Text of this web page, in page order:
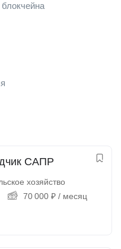
САПР
хозяйство
70 000 ₽ / месяц